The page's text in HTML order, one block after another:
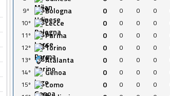
9º
Bologna 0 0 0 0
10º
Lecce 0 0 0 0
11º
Parma 0 0 0 0
12º
Torino 0 0 0 0
13º
Atalanta 0 0 0 0
14º
Genoa 0 0 0 0
15º
Como 0 0 0 0